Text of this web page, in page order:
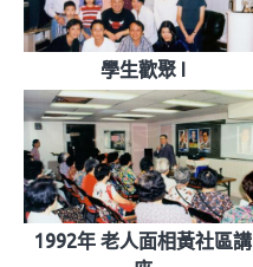
學生歡聚 I
1992年 老人面相黃社區講